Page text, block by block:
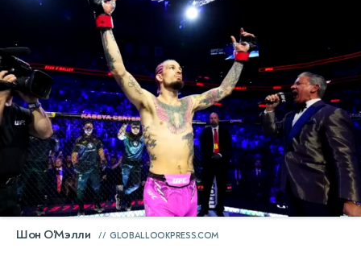
Шон О'Мэлли GLOBALLOOKPRESS.COM